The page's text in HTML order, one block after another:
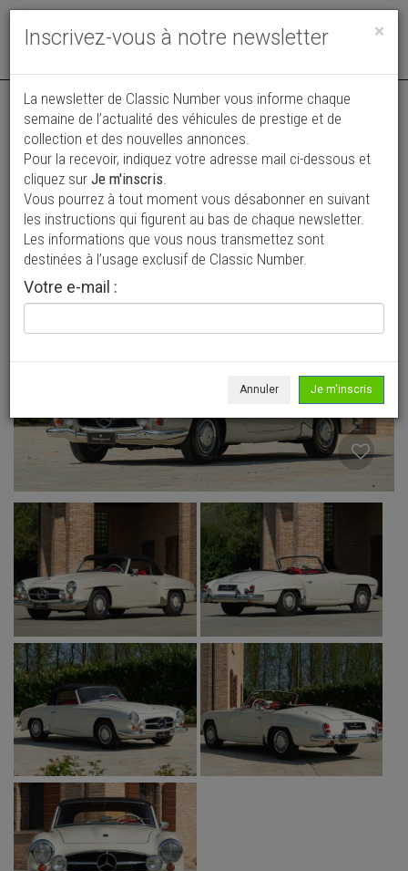
Toggle
Annonce actualisée le 27/07/2026 ( il y a 10 jours )
VENDUE Mercedes-Benz SL 190
130 000 €
1959 Cabriolet / roadster 46 887 km
×
Inscrivez-vous à notre newsletter
La newsletter de Classic Number vous informe chaque
semaine de l’actualité des véhicules de prestige et de
collection et des nouvelles annonces.
Pour la recevoir, indiquez votre adresse mail ci-dessous et
cliquez sur Je m'inscris.
Vous pourrez à tout moment vous désabonner en suivant
les instructions qui figurent au bas de chaque newsletter.
Les informations que vous nous transmettez sont
destinées à l’usage exclusif de Classic Number.
Votre e-mail :
Annuler Je m'inscris